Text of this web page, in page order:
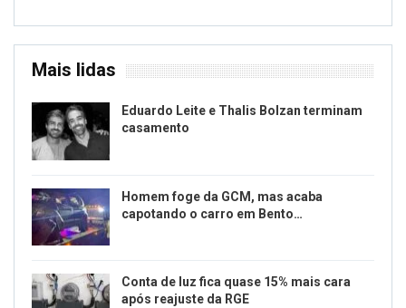
Mais lidas
Eduardo Leite e Thalis Bolzan terminam
casamento
Homem foge da GCM, mas acaba
capotando o carro em Bento…
Conta de luz fica quase 15% mais cara
após reajuste da RGE